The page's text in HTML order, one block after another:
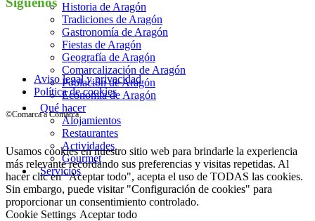
Historia de Aragón
Tradiciones de Aragón
Gastronomía de Aragón
Fiestas de Aragón
Geografía de Aragón
Comarcalización de Aragón
Población de Aragón
Economía de Aragón
Qué hacer
Alojamientos
Restaurantes
Actividades
Gourmet
Servicios
Aviso legal y privacidad
Política de cookies
©Comarca a Comarca
Usamos cookies en nuestro sitio web para brindarle la experiencia
más relevante recordando sus preferencias y visitas repetidas. Al
hacer clic en "Aceptar todo", acepta el uso de TODAS las cookies.
Sin embargo, puede visitar "Configuración de cookies" para
proporcionar un consentimiento controlado.
Cookie Settings Aceptar todo